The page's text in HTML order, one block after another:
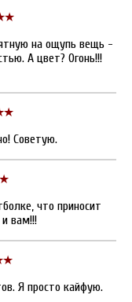
на ощупь вещь -
А цвет? Огонь!!!
Советую.
что приносит
вам!!!
Я просто кайфую.